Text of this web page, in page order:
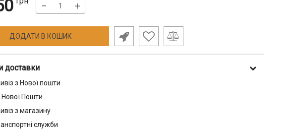
− +
ДОДАТИ В КОШИК
доставки
з Нової пошти
Нової Пошти
з магазину
служби